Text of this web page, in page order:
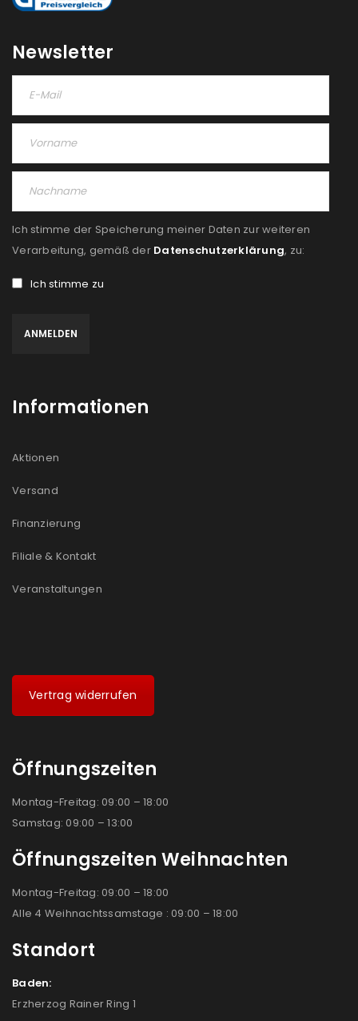
Newsletter
Ich stimme der Speicherung meiner Daten zur weiteren
Verarbeitung, gemäß der Datenschutzerklärung, zu:
Ich stimme zu
Informationen
Aktionen
Versand
Finanzierung
Filiale & Kontakt
Veranstaltungen
Vertrag widerrufen
Öffnungszeiten
Montag-Freitag: 09:00 – 18:00
Samstag: 09:00 – 13:00
Öffnungszeiten Weihnachten
Montag-Freitag: 09:00 – 18:00
Alle 4 Weihnachtssamstage : 09:00 – 18:00
Standort
Baden:
Erzherzog Rainer Ring 1